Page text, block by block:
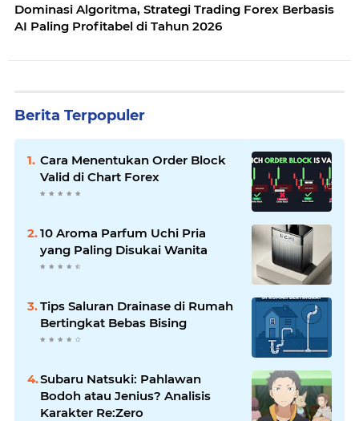
Dominasi Algoritma, Strategi Trading Forex Berbasis
AI Paling Profitabel di Tahun 2026
Berita Terpopuler
Cara Menentukan Order Block
Valid di Chart Forex
10 Aroma Parfum Uchi Pria
yang Paling Disukai Wanita
Tips Saluran Drainase di Rumah
Bertingkat Bebas Bising
Subaru Natsuki: Pahlawan
Bodoh atau Jenius? Analisis
Karakter Re:Zero